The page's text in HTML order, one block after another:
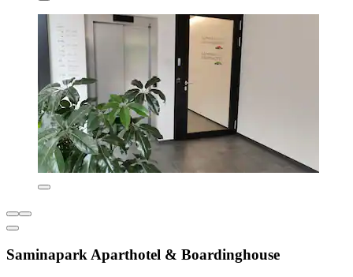
Saminapark Aparthotel & Boardinghouse